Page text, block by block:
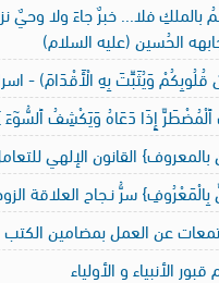
فلا... خبرٌ جاءَ ولا وحيٌ
الحُسين (عليه السلام)
قُلُوبِكُمْ وَيُثَبِّتَ بِهِ الْأَقْدَامَ) -
إِذَا دَعَاهُ وَيَكْشِفُ ٱلسُّوٓءَ
القانون الإلهي
سرُّ نـجاح العلاقة
عن العمل بمضامين الكتب
الأنبياء و الأولياء